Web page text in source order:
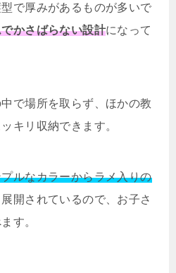
で厚みがあるものが多いで
かさばらない設計になって
で場所を取らず、ほかの教
キリ収納できます。
ルなカラーからラメ入りの
開されているので、お子さ
す。